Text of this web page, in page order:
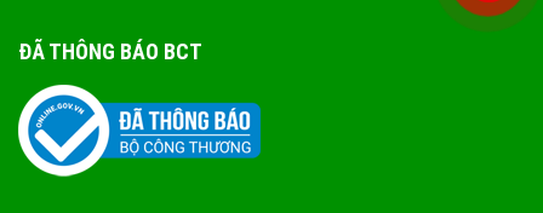
ĐÃ THÔNG BÁO BCT